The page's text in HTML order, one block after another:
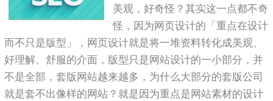
美观，好奇怪？其实这一点都不奇
怪，因为网页设计的「重点在设计
而不只是版型」，网页设计就是将一堆资料转化成美观、
好理解、舒服的介面，版型只是网站设计的一小部分，并
不是全部，套版网站越来越多，为什么大部分的套版公司
就是套不出像样的网站？就是因为重点是网站素材的设计